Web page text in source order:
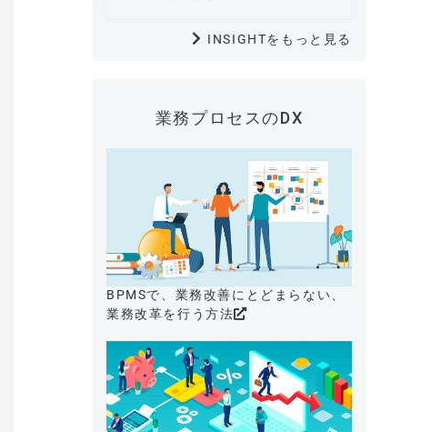
INSIGHTをもっと見る
業務プロセスのDX
BPMSで、業務改善にとどまらない、
業務改革を行う方法